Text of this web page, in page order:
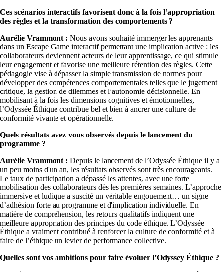
Ces scénarios interactifs favorisent donc à la fois l’appropriation
des règles et la transformation des comportements ?
Aurélie Vrammont : Nous avons souhaité immerger les apprenants
dans un Escape Game interactif permettant une implication active : les
collaborateurs deviennent acteurs de leur apprentissage, ce qui stimule
leur engagement et favorise une meilleure rétention des règles. Cette
pédagogie vise à dépasser la simple transmission de normes pour
développer des compétences comportementales telles que le jugement
critique, la gestion de dilemmes et l’autonomie décisionnelle. En
mobilisant à la fois les dimensions cognitives et émotionnelles,
l’Odyssée Éthique contribue bel et bien à ancrer une culture de
conformité vivante et opérationnelle.
Quels résultats avez-vous observés depuis le lancement du
programme ?
Aurélie Vrammont : Depuis le lancement de l’Odyssée Éthique il y a
un peu moins d'un an, les résultats observés sont très encourageants.
Le taux de participation a dépassé les attentes, avec une forte
mobilisation des collaborateurs dès les premières semaines. L’approche
immersive et ludique a suscité un véritable engouement… un signe
d’adhésion forte au programme et d'implication individuelle. En
matière de compréhension, les retours qualitatifs indiquent une
meilleure appropriation des principes du code éthique. L’Odyssée
Éthique a vraiment contribué à renforcer la culture de conformité et à
faire de l’éthique un levier de performance collective.
Quelles sont vos ambitions pour faire évoluer l’Odyssey Éthique ?